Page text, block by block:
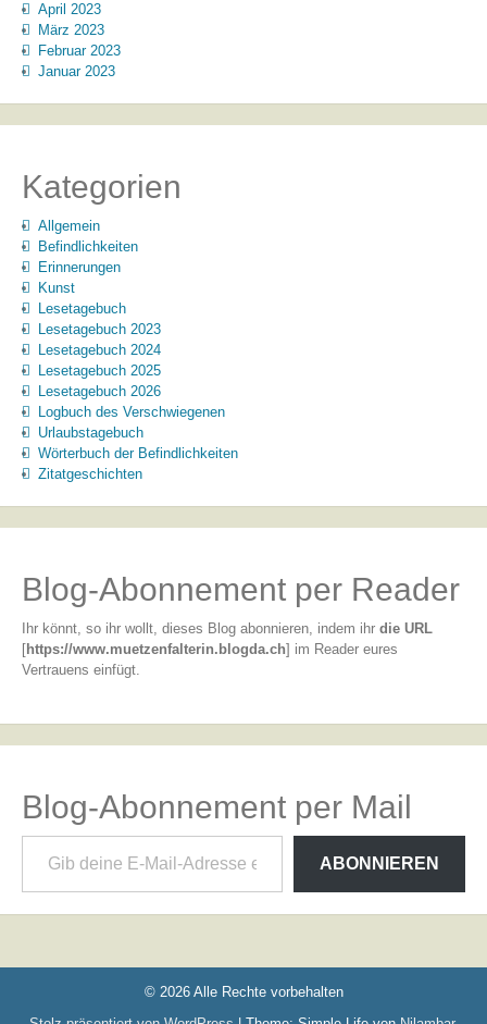
April 2023
März 2023
Februar 2023
Januar 2023
Kategorien
Allgemein
Befindlichkeiten
Erinnerungen
Kunst
Lesetagebuch
Lesetagebuch 2023
Lesetagebuch 2024
Lesetagebuch 2025
Lesetagebuch 2026
Logbuch des Verschwiegenen
Urlaubstagebuch
Wörterbuch der Befindlichkeiten
Zitatgeschichten
Blog-Abonnement per Reader
Ihr könnt, so ihr wollt, dieses Blog abonnieren, indem ihr die URL
[https://www.muetzenfalterin.blogda.ch] im Reader eures
Vertrauens einfügt.
Blog-Abonnement per Mail
Gib deine E-Mail-Adresse ein ...
ABONNIEREN
© 2026 Alle Rechte vorbehalten